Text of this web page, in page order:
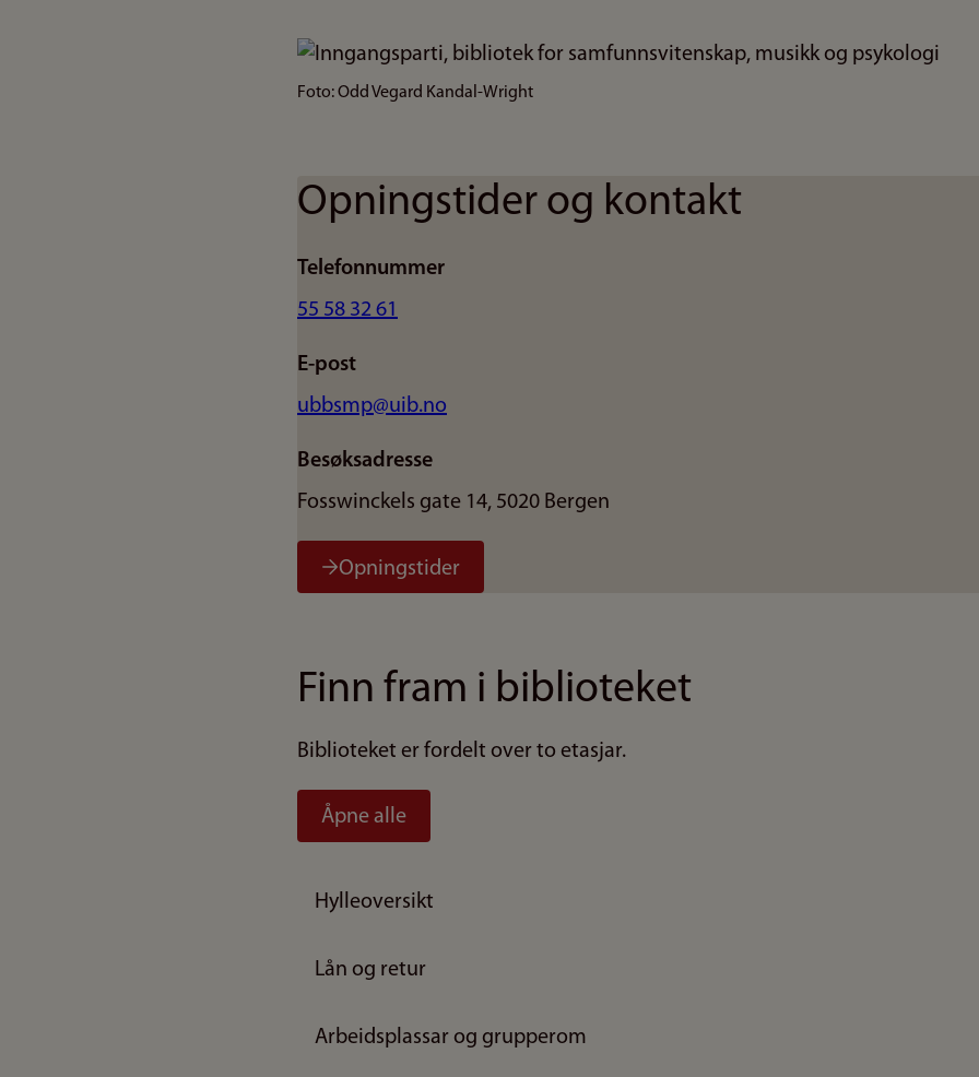
Bilde
Foto: Odd Vegard Kandal-Wright
Opningstider og kontakt
Telefonnummer
55 58 32 61
E-post
ubbsmp@uib.no
Besøksadresse
Fosswinckels gate 14, 5020 Bergen
Opningstider
Finn fram i biblioteket
Biblioteket er fordelt over to etasjar.
Åpne alle
Hylleoversikt
Lån og retur
Arbeidsplassar og grupperom